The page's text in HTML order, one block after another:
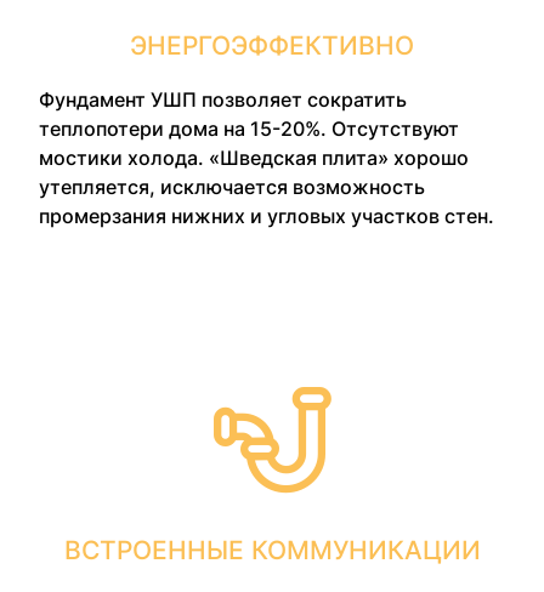
ЭНЕРГОЭФФЕКТИВНО
Фундамент УШП позволяет сократить
теплопотери дома на 15-20%. Отсутствуют
мостики холода. «Шведская плита» хорошо
утепляется, исключается возможность
промерзания нижних и угловых участков стен.
ВСТРОЕННЫЕ КОММУНИКАЦИИ